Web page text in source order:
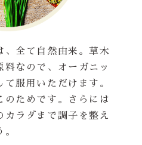
、全て自然由来。草木
なので、オーガニッ
服用いただけます。
のためです。さらには
カラダまで調子を整え